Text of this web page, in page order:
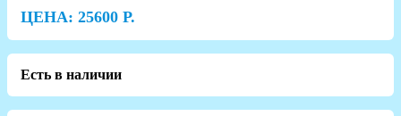
ЦЕНА: 25600 Р.
Есть в наличии